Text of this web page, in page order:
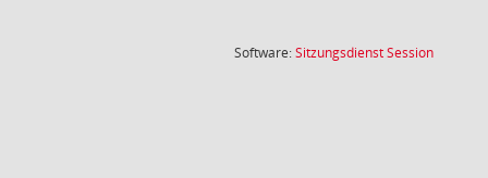
Software:SitzungsdienstSession(Wird in